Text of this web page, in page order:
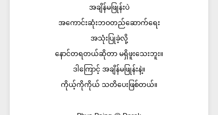
အချိန်မဖြုန်းပဲ
အကောင်းဆုံးဘဝတည်ဆောက်ရေး
အသုံးပြုခဲ့လို့
နောင်တရတယ်ဆိုတာ မရှိဖူးသေးဘူး။
ဒါကြောင့် အချိန်မဖြုန်းနဲ့။
ကိုယ့်ကိုကိုယ် သတိပေးဖြစ်တယ်။